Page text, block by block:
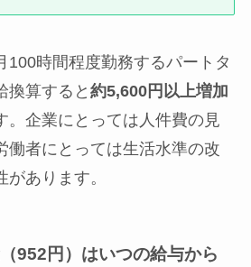
100時間程度勤務するパートタ
換算すると 約5,600円以上増加
。企業にとっては人件費の見
働者にとっては生活水準の改
あります。
952円）はいつの給与から